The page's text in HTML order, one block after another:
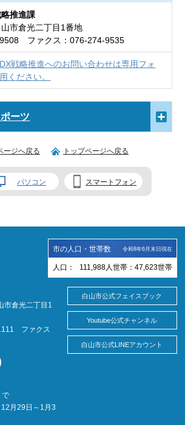
推進課
市倉光二丁目1番地
ファクス：076-274-9535
戦略推進へのお問い合わせは専用フォ
ください。
ーツ
ージへ戻る トップページへ戻る
パソコン スマートフォン
市の人口・世帯数 令和8年6月末日現在
人口： 111,988 人 世帯： 47,623世帯
倉光二丁目1
ファクス
で
月29日～1月3
白山市公式フェイスブック
Youtube公式チャンネル
白山市公式LINEアカウント